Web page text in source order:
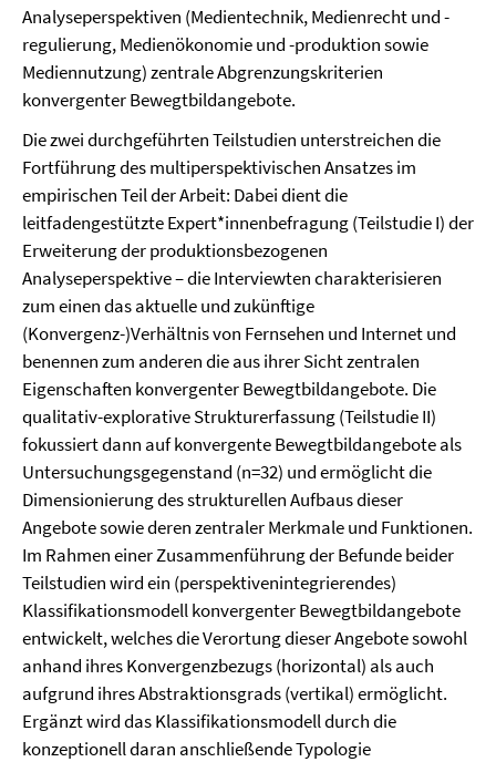
Analyseperspektiven (Medientechnik, Medienrecht und -
regulierung, Medienökonomie und -produktion sowie
Mediennutzung) zentrale Abgrenzungskriterien
konvergenter Bewegtbildangebote.
Die zwei durchgeführten Teilstudien unterstreichen die
Fortführung des multiperspektivischen Ansatzes im
empirischen Teil der Arbeit: Dabei dient die
leitfadengestützte Expert*innenbefragung (Teilstudie I) der
Erweiterung der produktionsbezogenen
Analyseperspektive – die Interviewten charakterisieren
zum einen das aktuelle und zukünftige
(Konvergenz-)Verhältnis von Fernsehen und Internet und
benennen zum anderen die aus ihrer Sicht zentralen
Eigenschaften konvergenter Bewegtbildangebote. Die
qualitativ-explorative Strukturerfassung (Teilstudie II)
fokussiert dann auf konvergente Bewegtbildangebote als
Untersuchungsgegenstand (n=32) und ermöglicht die
Dimensionierung des strukturellen Aufbaus dieser
Angebote sowie deren zentraler Merkmale und Funktionen.
Im Rahmen einer Zusammenführung der Befunde beider
Teilstudien wird ein (perspektivenintegrierendes)
Klassifikationsmodell konvergenter Bewegtbildangebote
entwickelt, welches die Verortung dieser Angebote sowohl
anhand ihres Konvergenzbezugs (horizontal) als auch
aufgrund ihres Abstraktionsgrads (vertikal) ermöglicht.
Ergänzt wird das Klassifikationsmodell durch die
konzeptionell daran anschließende Typologie